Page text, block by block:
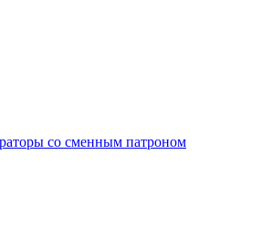
со сменным патроном